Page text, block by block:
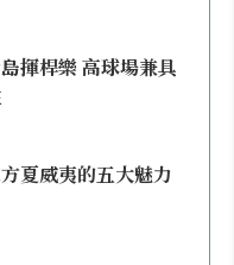
島揮桿樂 高球場兼具
夏威夷的五大魅力